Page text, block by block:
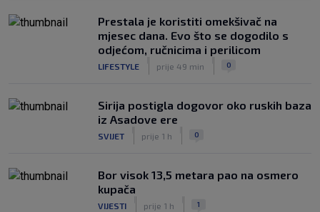
Prestala je koristiti omekšivač na
mjesec dana. Evo što se dogodilo s
odjećom, ručnicima i perilicom
LIFESTYLE prije 49 min 0
Sirija postigla dogovor oko ruskih baza
iz Asadove ere
SVIJET prije 1 h 0
Bor visok 13,5 metara pao na osmero
kupača
VIJESTI prije 1 h 1